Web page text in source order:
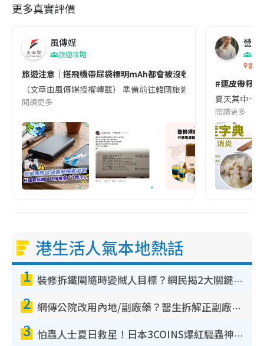
更多真實評價
風傳媒
旅遊攻略
旅遊注意｜搭飛機帶尿袋標明mAh都會被沒收😱出發前切記檢查
（文章由風傳媒授權轉載） 準備前往韓國旅遊的民眾，近期要
閱讀更多
營養
香港
#連皮帶籽
夏天其中一
閱讀更多
港生活人氣本地熱話
1 裝修拆鐵閘隨時變賊人目標？網民揭2大關鍵用途：裝新式等於白裝？附新舊鐵閘分別
2 網傳公院改用內地/副廠藥？醫生拆解正副廠分別 揭4類人換藥隨時出事
3 怕蟲人士夏日救星！日本3COINS爆紅驅蟲神器$45起 1招「全程免觸碰」輕鬆搞定小強